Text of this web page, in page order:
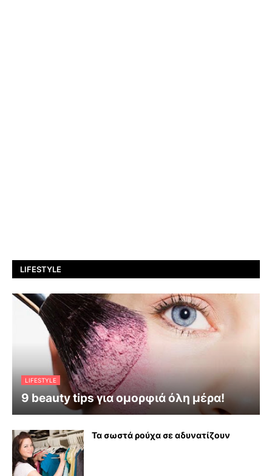
LIFESTYLE
LIFESTYLE
9 beauty tips για ομορφιά όλη μέρα!
Τα σωστά ρούχα σε αδυνατίζουν